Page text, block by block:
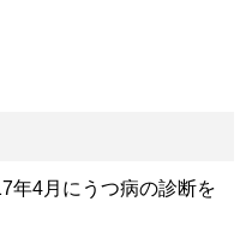
年4月にうつ病の診断を